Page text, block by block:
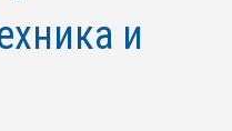
и